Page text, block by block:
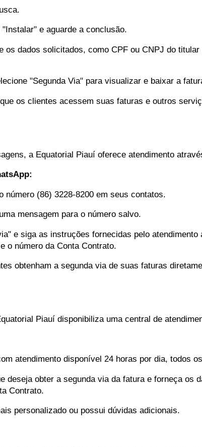
e aguarde a conclusão.
os dados solicitados, como CPF ou CNPJ do titular
"Segunda Via" para visualizar e baixar a
os clientes acessem suas faturas e outros
a Equatorial Piauí oferece atendimento
número (86) 3228-8200 em seus contatos.
mensagem para o número salvo.
e siga as instruções fornecidas pelo atendimento
o número da Conta Contrato.
obtenham a segunda via de suas faturas
Piauí disponibiliza uma central de
atendimento disponível 24 horas por dia, todos
deseja obter a segunda via da fatura e forneça os
Contrato.
personalizado ou possui dúvidas adicionais.